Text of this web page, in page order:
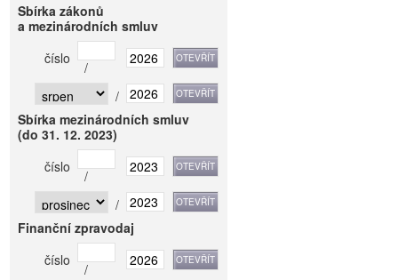
Sbírka zákonů
a mezinárodních smluv
číslo
/
/
Sbírka mezinárodních smluv
(do 31. 12. 2023)
číslo
/
/
Finanční zpravodaj
číslo
/